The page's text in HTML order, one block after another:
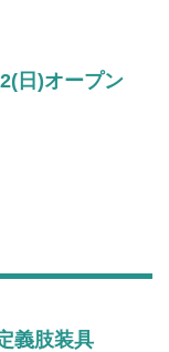
日)オープン
義肢装具